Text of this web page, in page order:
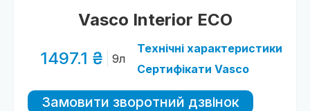
Vasco Interior ECO
1497.1 ₴
9л
Технічні характеристики
Сертифікати Vasco
Замовити зворотний дзвінок